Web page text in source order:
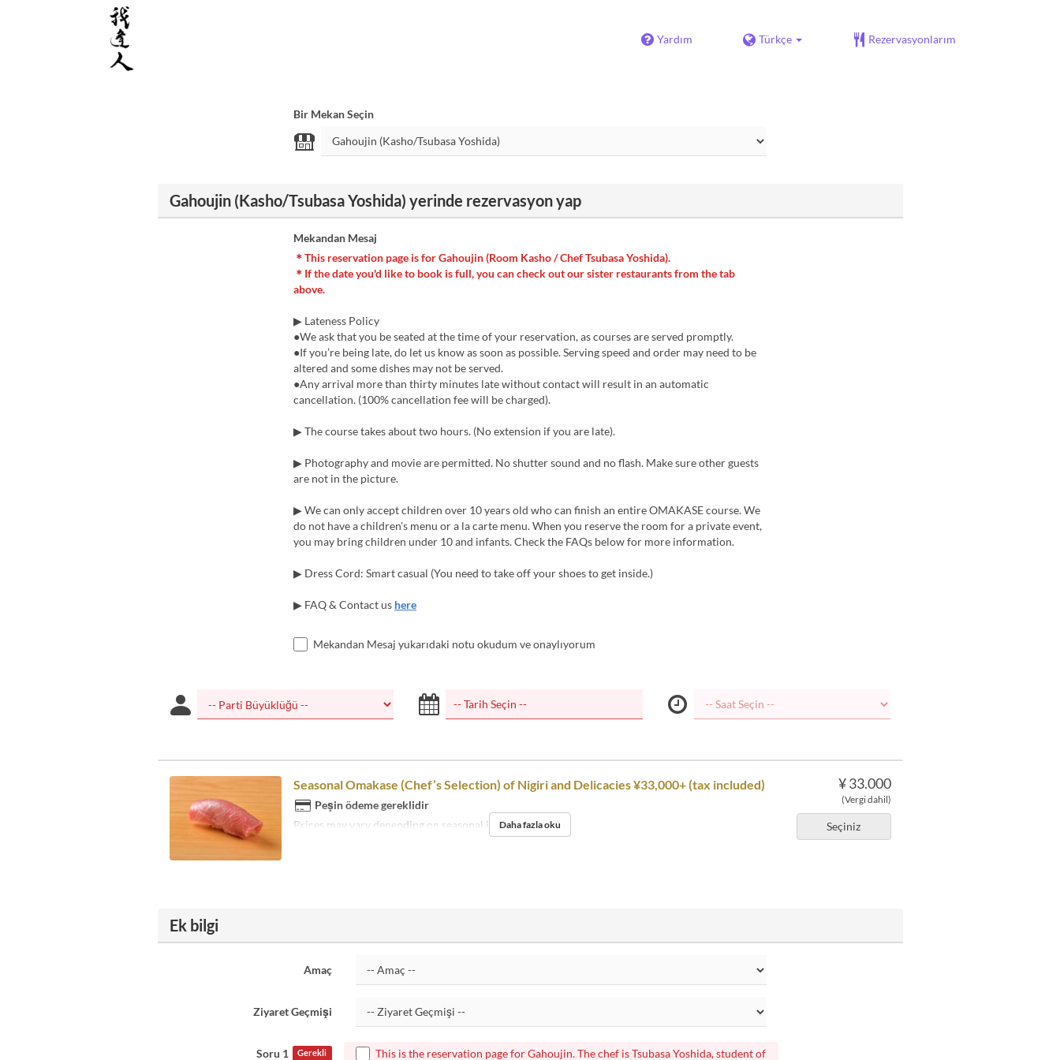
Yardım Türkçe Rezervasyonlarım
Bir Mekan Seçin
Gahoujin (Kasho/Tsubasa Yoshida) yerinde rezervasyon yap
Mekandan Mesaj
＊This reservation page is for Gahoujin (Room Kasho / Chef Tsubasa Yoshida).
＊If the date you'd like to book is full, you can check out our sister restaurants from the tab
above.
▶ Lateness Policy
●We ask that you be seated at the time of your reservation, as courses are served promptly.
●If you’re being late, do let us know as soon as possible. Serving speed and order may need to be
altered and some dishes may not be served.
●Any arrival more than thirty minutes late without contact will result in an automatic
cancellation. (100% cancellation fee will be charged).
▶ The course takes about two hours. (No extension if you are late).
▶ Photography and movie are permitted. No shutter sound and no flash. Make sure other guests
are not in the picture.
▶ We can only accept children over 10 years old who can finish an entire OMAKASE course. We
do not have a children's menu or a la carte menu. When you reserve the room for a private event,
you may bring children under 10 and infants. Check the FAQs below for more information.
▶ Dress Cord: Smart casual (You need to take off your shoes to get inside.)
▶ FAQ & Contact us here
Mekandan Mesaj yukarıdaki notu okudum ve onaylıyorum
¥ 33.000
(Vergi dahil)
Seçiniz
Seasonal Omakase (Chef’s Selection) of Nigiri and Delicacies ¥33,000+ (tax included)
Peşin ödeme gereklidir
Prices may vary depending on seasonal ingredients.
Daha fazla oku
Ek bilgi
Amaç
Ziyaret Geçmişi
Soru 1 Gerekli
This is the reservation page for Gahoujin. The chef is Tsubasa Yoshida, student of